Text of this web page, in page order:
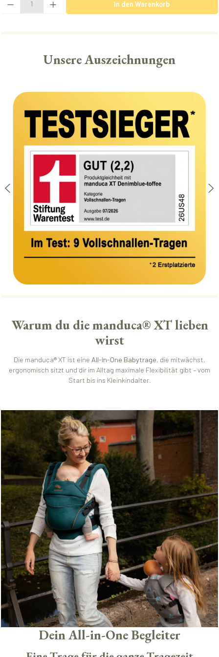
In den Warenkorb
Unsere Auszeichnungen
Bildergalerie überspringen
Warum du die manduca® XT lieben
wirst
Die manduca® XT ist eine All-in-One Babytrage, die mitwächst,
ergonomisch sitzt und dir im Alltag maximale Flexibilität gibt – vom
Start bis ins Kleinkindalter.
Dein All-in-One Begleiter